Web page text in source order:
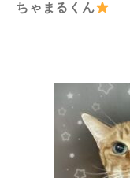
ちゃまるくん